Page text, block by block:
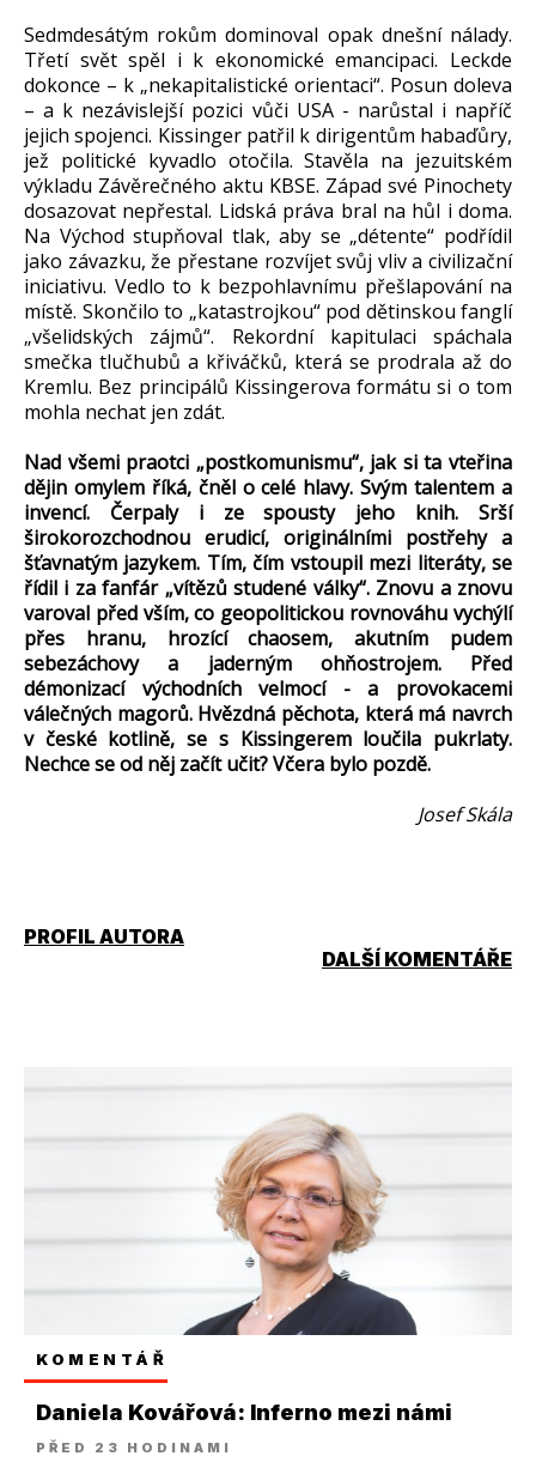
Sedmdesátým rokům dominoval opak dnešní nálady.
Třetí svět spěl i k ekonomické emancipaci. Leckde
dokonce – k „nekapitalistické orientaci“. Posun doleva
– a k nezávislejší pozici vůči USA - narůstal i napříč
jejich spojenci. Kissinger patřil k dirigentům habaďůry,
jež politické kyvadlo otočila. Stavěla na jezuitském
výkladu Závěrečného aktu KBSE. Západ své Pinochety
dosazovat nepřestal. Lidská práva bral na hůl i doma.
Na Východ stupňoval tlak, aby se „détente“ podřídil
jako závazku, že přestane rozvíjet svůj vliv a civilizační
iniciativu. Vedlo to k bezpohlavnímu přešlapování na
místě. Skončilo to „katastrojkou“ pod dětinskou fanglí
„všelidských zájmů“. Rekordní kapitulaci spáchala
smečka tlučhubů a křiváčků, která se prodrala až do
Kremlu. Bez principálů Kissingerova formátu si o tom
mohla nechat jen zdát.
Nad všemi praotci „postkomunismu“, jak si ta vteřina
dějin omylem říká, čněl o celé hlavy. Svým talentem a
invencí. Čerpaly i ze spousty jeho knih. Srší
širokorozchodnou erudicí, originálními postřehy a
šťavnatým jazykem. Tím, čím vstoupil mezi literáty, se
řídil i za fanfár „vítězů studené války“. Znovu a znovu
varoval před vším, co geopolitickou rovnováhu vychýlí
přes hranu, hrozící chaosem, akutním pudem
sebezáchovy a jaderným ohňostrojem. Před
démonizací východních velmocí - a provokacemi
válečných magorů. Hvězdná pěchota, která má navrch
v české kotlině, se s Kissingerem loučila pukrlaty.
Nechce se od něj začít učit? Včera bylo pozdě.
Josef Skála
PROFIL AUTORA
DALŠÍ KOMENTÁŘE
KOMENTÁŘ
Daniela Kovářová: Inferno mezi námi
PŘED 23 HODINAMI